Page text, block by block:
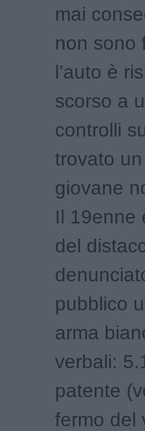
mai
non sono
l’auto è
scorso a
controlli
trovato
giovane
Il 19enne
del
pubblico
arma
verbali:
patente
fermo del